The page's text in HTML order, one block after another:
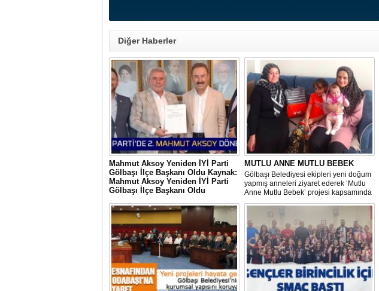
Diğer Haberler
Mahmut Aksoy Yeniden İYİ Parti
Gölbaşı İlçe Başkanı Oldu Kaynak:
Mahmut Aksoy Yeniden İYİ Parti
Gölbaşı İlçe Başkanı Oldu
Mahmut Aksoy Yeniden İYİ Parti Gölbaşı
İlçe Başkanı Oldu
MUTLU ANNE MUTLU BEBEK
Gölbaşı Belediyesi ekipleri yeni doğum
yapmış anneleri ziyaret ederek ‘Mutlu
Anne Mutlu Bebek’ projesi kapsamında
hem içerisinde doğum sonrası temel
ediyor hem de uygulamalı eğitim
veriyor.